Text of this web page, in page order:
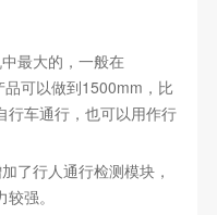
最大的，一般在
可以做到1500mm，比
行车通行，也可以用作行
了行人通行检测模块，
强。